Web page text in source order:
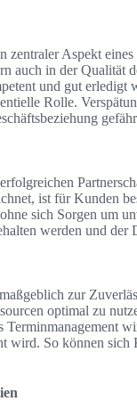
Aspekt
auch in der Qualität
und gut
Rolle.
ist für Kunden
sich Sorgen um
werden und
zur
optimal zu
Terminmanagement
wird. So können